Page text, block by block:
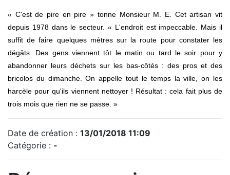
« C'est de pire en pire » tonne Monsieur M. E. Cet artisan vit
depuis 1978 dans le secteur. « L'endroit est impeccable. Mais il
suffit de faire quelques mètres sur la route pour constater les
dégâts. Des gens viennent tôt le matin ou tard le soir pour y
abandonner leurs déchets sur les bas-côtés : des pros et des
bricolos du dimanche. On appelle tout le temps la ville, on les
harcèle pour qu'ils viennent nettoyer ! Résultat : cela fait plus de
trois mois que rien ne se passe. »
Date de création : 13/01/2018 11:09
Catégorie : -